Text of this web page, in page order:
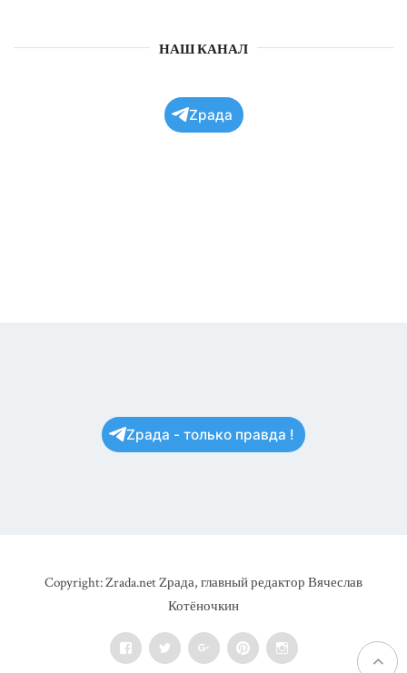
НАШ КАНАЛ
Zрада
Zрада - только правда !
Copyright: Zrada.net Zрада, главный редактор Вячеслав
Котёночкин
FacebookTwitter Google+PinterestInstagram